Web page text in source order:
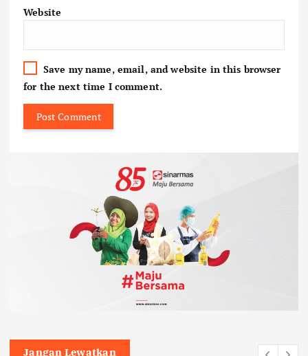
Website
Save my name, email, and website in this browser
for the next time I comment.
Jangan Lewatkan